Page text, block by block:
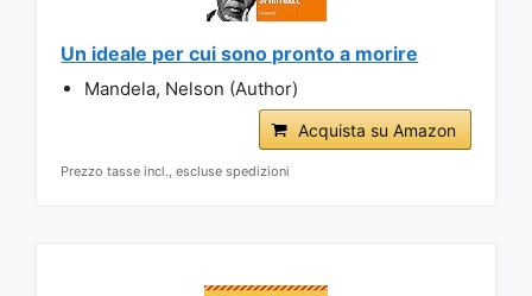
Un ideale per cui sono pronto a morire
Mandela, Nelson (Author)
Acquista su Amazon
Prezzo tasse incl., escluse spedizioni